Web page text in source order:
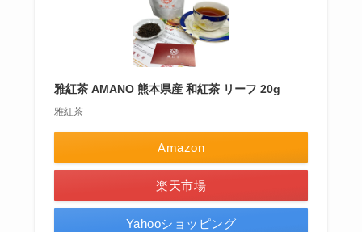
雅紅茶 AMANO 熊本県産 和紅茶 リーフ 20g
雅紅茶
Amazon
楽天市場
Yahooショッピング